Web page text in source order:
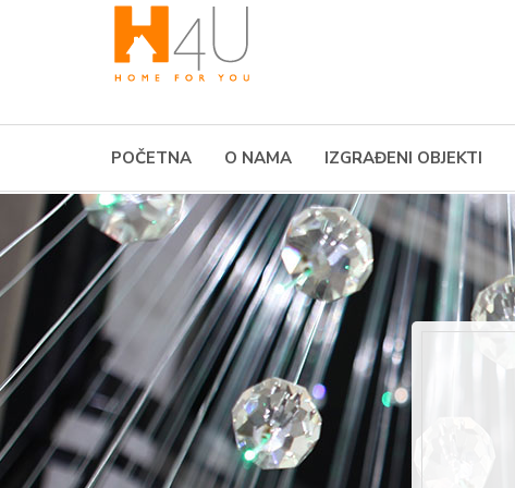
POČETNA O NAMA IZGRAĐENI OBJEKTI